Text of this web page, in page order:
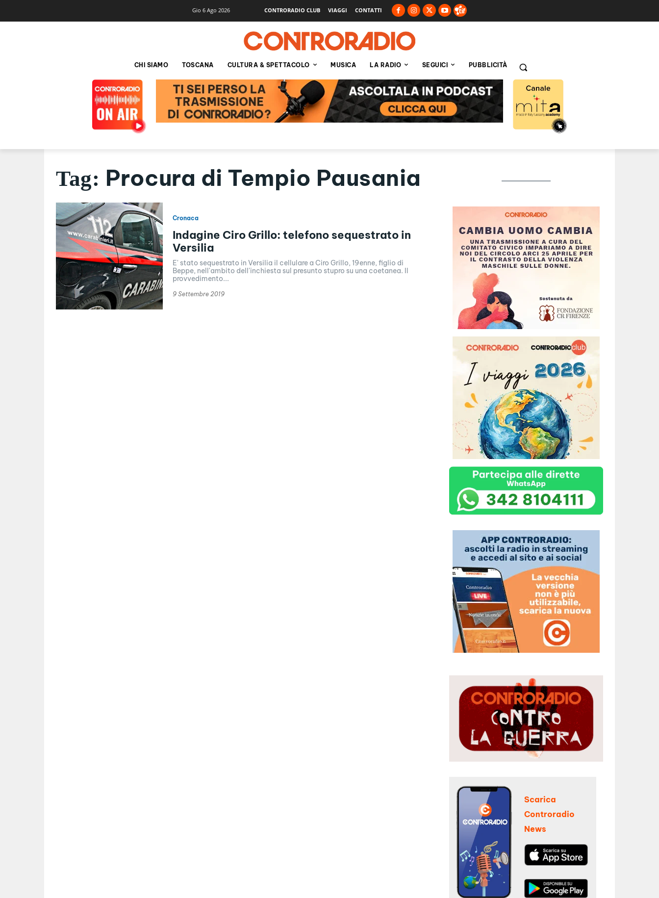
Gio 6 Ago 2026 CONTRORADIO CLUB VIAGGI CONTATTI
CHI SIAMO TOSCANA CULTURA & SPETTACOLO MUSICA LA RADIO SEGUICI PUBBLICITÀ
Tag: Procura di Tempio Pausania
Cronaca
Indagine Ciro Grillo: telefono sequestrato in
Versilia
E' stato sequestrato in Versilia il cellulare a Ciro Grillo, 19enne, figlio di
Beppe, nell'ambito dell'inchiesta sul presunto stupro su una coetanea. Il
provvedimento...
9 Settembre 2019
Scarica
Controradio
News